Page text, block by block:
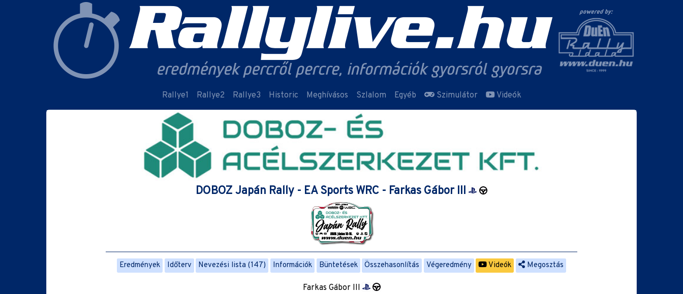
Rallye1 Rallye2 Rallye3 Historic Meghívásos Szlalom Egyéb Szimulátor Videók
DOBOZ Japán Rally - EA Sports WRC - Farkas Gábor III
Eredmények Időterv Nevezési lista (147) Információk Büntetések Összehasonlítás Végeredmény Videók Megosztás
Farkas Gábor III